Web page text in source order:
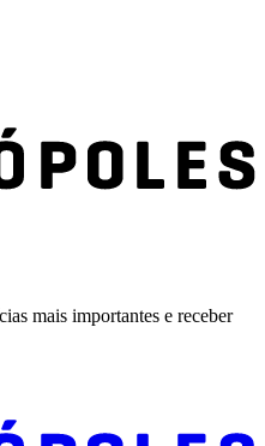
mais importantes e receber